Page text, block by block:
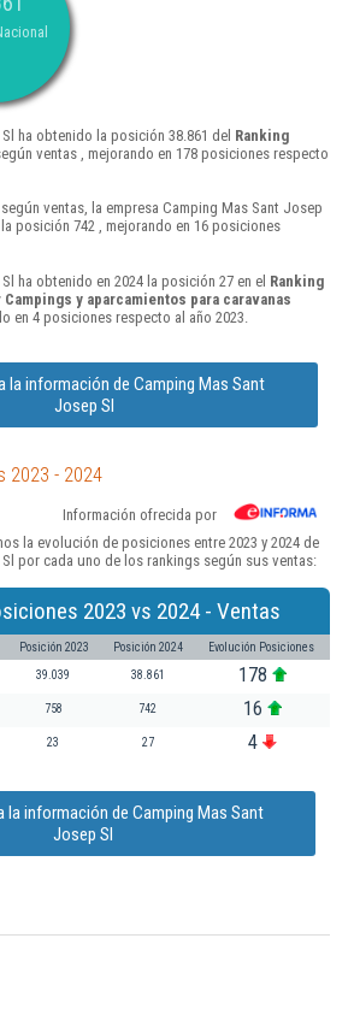
ha obtenido la posición 38.861 del Ranking
ventas , mejorando en 178 posiciones respecto
según ventas, la empresa Camping Mas Sant Josep
posición 742 , mejorando en 16 posiciones
ha obtenido en 2024 la posición 27 en el Ranking
y aparcamientos para caravanas
en 4 posiciones respecto al año 2023.
la información de Camping Mas Sant
Josep Sl
2023 - 2024
Información ofrecida por
la evolución de posiciones entre 2023 y 2024 de
por cada uno de los rankings según sus ventas:
2023 vs 2024 - Ventas
Posición 2023 Posición 2024 Evolución Posiciones
39.039 38.861 178
758 742 16
23 27 4
la información de Camping Mas Sant
Josep Sl